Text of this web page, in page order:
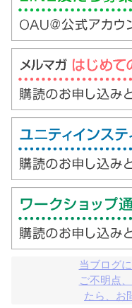
当ブログ
ご不明点
たら、お